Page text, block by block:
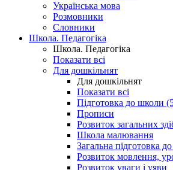
Українська мова
Розмовники
Словники
Школа. Педагогіка
Школа. Педагогіка
Показати всі
Для дошкільнят
Для дошкільнят
Показати всі
Підготовка до школи
Прописи
Розвиток загальних
Школа малювання
Загальна підготовка
Розвиток мовлення,
Розвиток уваги і уяви